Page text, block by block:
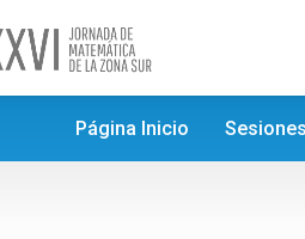
Página Inicio